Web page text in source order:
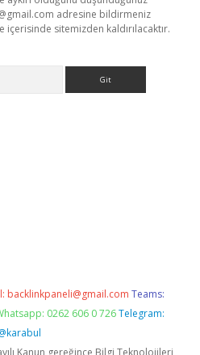
adresine bildirmeniz
sitemizden kaldırılacaktır.
backlinkpaneli@gmail.com Teams:
0262 606 0 726 Telegram:
Kanun gereğince Bilgi Teknolojileri